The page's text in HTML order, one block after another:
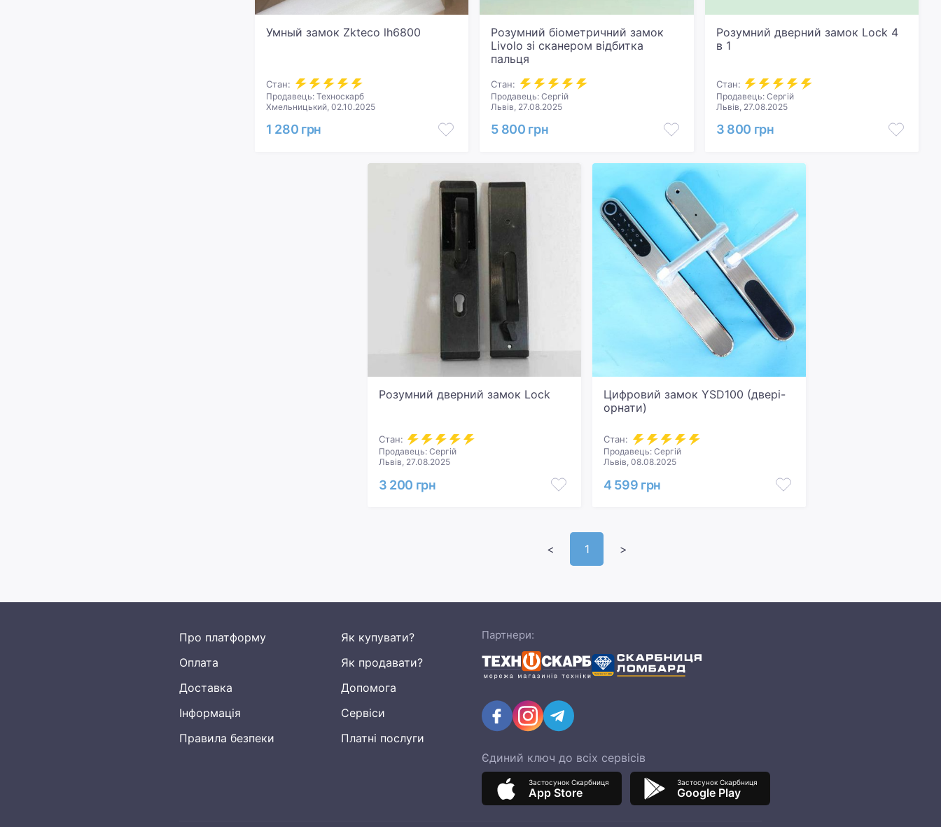
Умный замок Zkteco lh6800
Стан:
Продавець: Техноскарб
Хмельницький, 02.10.2025
1 280 грн
Розумний біометричний замок
Livolo зі сканером відбитка
пальця
Стан:
Продавець: Сергій
Львів, 27.08.2025
5 800 грн
Розумний дверний замок Lock 4
в 1
Стан:
Продавець: Сергій
Львів, 27.08.2025
3 800 грн
Розумний дверний замок Lock
Стан:
Продавець: Сергій
Львів, 27.08.2025
3 200 грн
Цифровий замок YSD100 (двері-
орнати)
Стан:
Продавець: Сергій
Львів, 08.08.2025
4 599 грн
< 1 >
Про платформу
Оплата
Доставка
Інформація
Правила безпеки
Як купувати?
Як продавати?
Допомога
Сервіси
Платні послуги
Партнери:
Єдиний ключ до всіх сервісів
Застосунок Скарбниця
App Store
Застосунок Скарбниця
Google Play